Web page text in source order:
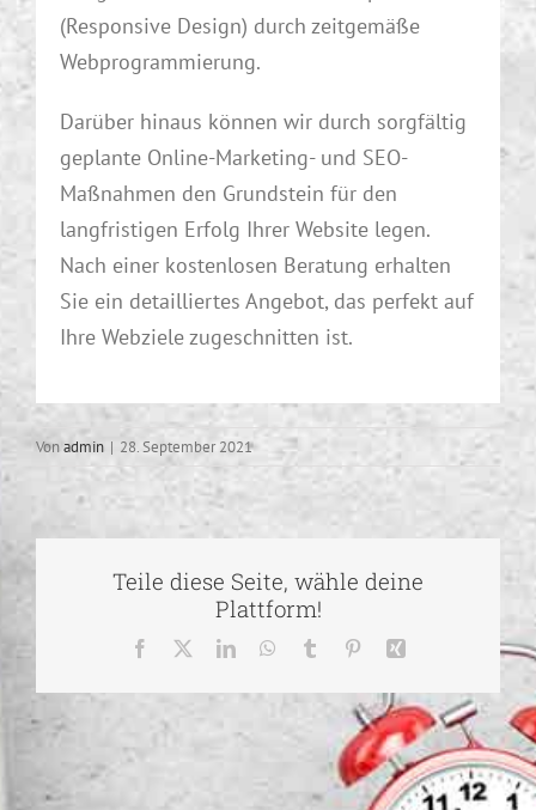
(Responsive Design) durch zeitgemäße
Webprogrammierung.
Darüber hinaus können wir durch sorgfältig
geplante Online-Marketing- und SEO-
Maßnahmen den Grundstein für den
langfristigen Erfolg Ihrer Website legen.
Nach einer kostenlosen Beratung erhalten
Sie ein detailliertes Angebot, das perfekt auf
Ihre Webziele zugeschnitten ist.
Vonadmin | 28. September 2021
Teile diese Seite, wähle deine
Plattform!
Facebook LinkedInWhatsApp
Tumblr Pinterest